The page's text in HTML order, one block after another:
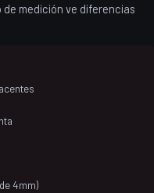
medición ve diferencias
4mm)